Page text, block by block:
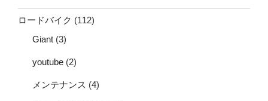
ロードバイク (112)
Giant (3)
youtube (2)
メンテナンス (4)